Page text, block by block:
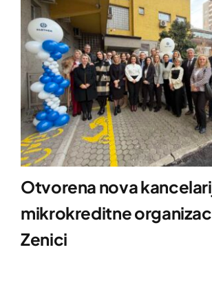
Otvorena nova
mikrokreditne
Zenici